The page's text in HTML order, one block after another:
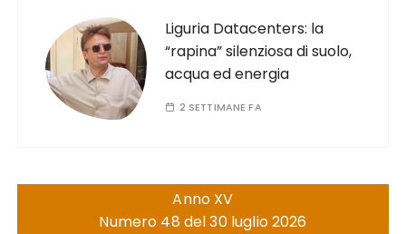
Liguria Datacenters: la
“rapina” silenziosa di suolo,
acqua ed energia
2 SETTIMANE FA
Anno XV
Numero 48 del 30 luglio 2026